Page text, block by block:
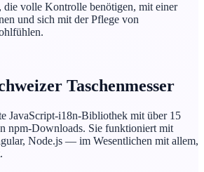
die volle Kontrolle benötigen, mit einer
und sich mit der Pflege von
Taschenmesser
JavaScript-i18n-Bibliothek mit über 15
npm-Downloads. Sie funktioniert mit
Node.js — im Wesentlichen mit allem,